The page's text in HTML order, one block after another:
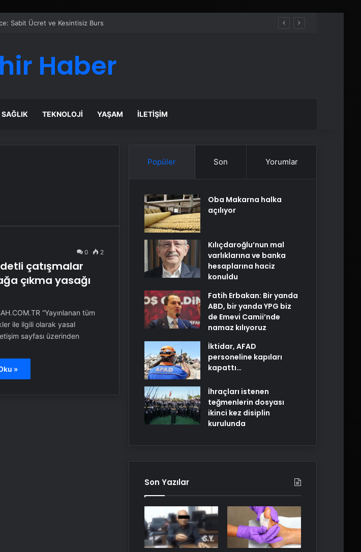
Sabit Ücret ve Kesintisiz Burs
Haber
SAĞLIK TEKNOLOJI YAŞAM İLETIŞIM
0 2
çatışmalar
çıkma yasağı
“Yayınlanan tüm
ile ilgili olarak yasal
sayfası üzerinden
»
Popüler Son Yorumlar
Oba Makarna halka
açılıyor
Kılıçdaroğlu’nun mal
varlıklarına ve banka
hesaplarına haciz
konuldu
Fatih Erbakan: Bir yanda
ABD, bir yanda YPG biz
de Emevi Camii’nde
namaz kılıyoruz
İktidar, AFAD
personeline kapıları
kapattı…
İhraçları istenen
teğmenlerin dosyası
ikinci kez disiplin
kurulunda
Son Yazılar